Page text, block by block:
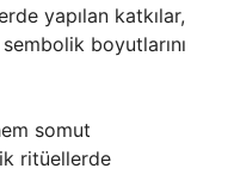
yapılan katkılar,
boyutlarını
somut
ritüellerde